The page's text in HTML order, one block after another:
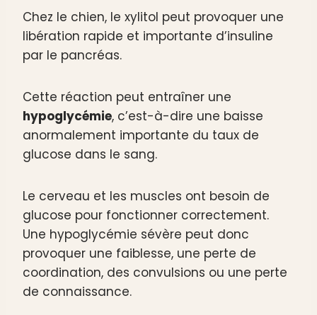
Chez le chien, le xylitol peut provoquer une
libération rapide et importante d’insuline
par le pancréas.
Cette réaction peut entraîner une
hypoglycémie, c’est-à-dire une baisse
anormalement importante du taux de
glucose dans le sang.
Le cerveau et les muscles ont besoin de
glucose pour fonctionner correctement.
Une hypoglycémie sévère peut donc
provoquer une faiblesse, une perte de
coordination, des convulsions ou une perte
de connaissance.